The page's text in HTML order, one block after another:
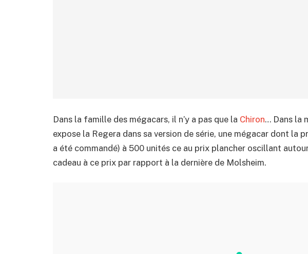
Dans la famille des mégacars, il n’y a pas que la Chiron… Dans la
expose la Regera dans sa version de série, une mégacar dont la
a été commandé) à 500 unités ce au prix plancher oscillant autour
cadeau à ce prix par rapport à la dernière de Molsheim.